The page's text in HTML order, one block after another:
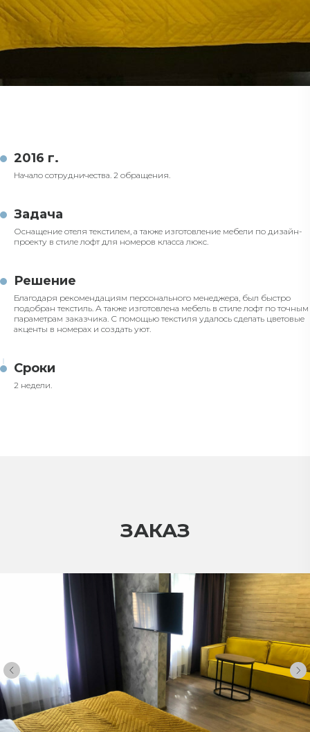
2016 г.
Начало сотрудничества. 2 обращения.
Задача
Оснащение отеля текстилем, а также изготовление мебели по дизайн-
проекту в стиле лофт для номеров класса люкс.
Решение
Благодаря рекомендациям персонального менеджера, был быстро
подобран текстиль. А также изготовлена мебель в стиле лофт по точным
параметрам заказчика. С помощью текстиля удалось сделать цветовые
акценты в номерах и создать уют.
Сроки
2 недели.
ЗАКАЗ